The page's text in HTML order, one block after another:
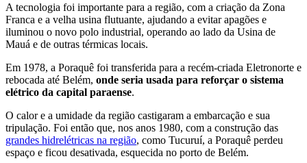
A tecnologia foi importante para a região, com a criação da Zona
Franca e a velha usina flutuante, ajudando a evitar apagões e
iluminou o novo polo industrial, operando ao lado da Usina de
Mauá e de outras térmicas locais.
Em 1978, a Poraquê foi transferida para a recém-criada Eletronorte e
rebocada até Belém, onde seria usada para reforçar o sistema
elétrico da capital paraense.
O calor e a umidade da região castigaram a embarcação e sua
tripulação. Foi então que, nos anos 1980, com a construção das
grandes hidrelétricas na região, como Tucuruí, a Poraquê perdeu
espaço e ficou desativada, esquecida no porto de Belém.